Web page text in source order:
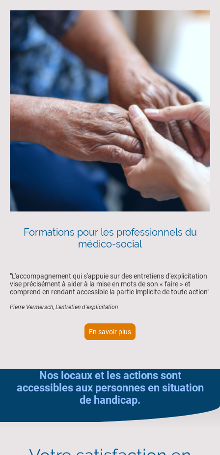
Formations pour les professionnels du
médico-social
"L'accompagnement qui s'appuie sur des entretiens d'explicitation
vise précisément à aider à la mise en mots de son « faire » et
comprend en rendant accessible la partie implicite de toute action"
Pierre Vermersch, L'entretien d'explicitation
En savoir plus
Nos locaux et les actions sont
accessibles aux personnes en situation
de handicap.